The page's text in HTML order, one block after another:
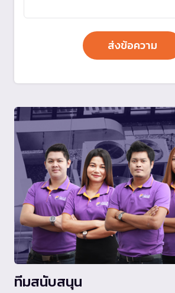
ทีมสนับสนุน